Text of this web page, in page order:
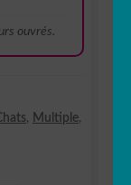
ouvrés.
, Multiple,